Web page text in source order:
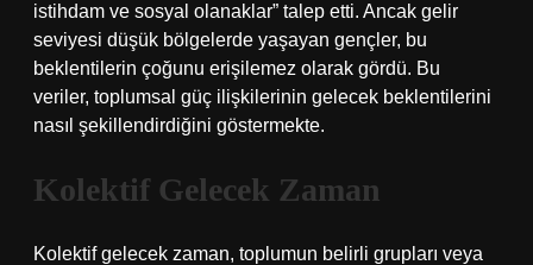
istihdam ve sosyal olanaklar” talep etti. Ancak gelir
seviyesi düşük bölgelerde yaşayan gençler, bu
beklentilerin çoğunu erişilemez olarak gördü. Bu
veriler, toplumsal güç ilişkilerinin gelecek beklentilerini
nasıl şekillendirdiğini göstermekte.
Kolektif Gelecek Zaman
Kolektif gelecek zaman, toplumun belirli grupları veya